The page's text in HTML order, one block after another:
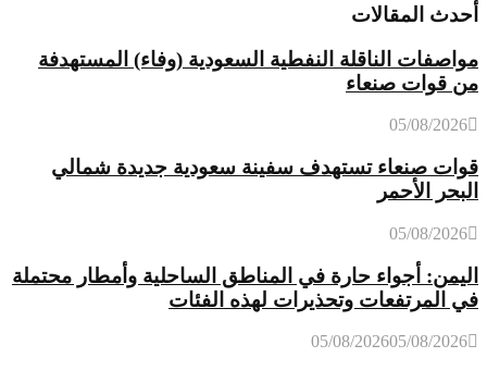
أحدث المقالات
مواصفات الناقلة النفطية السعودية (وفاء) المستهدفة
من قوات صنعاء
05/08/2026
قوات صنعاء تستهدف سفينة سعودية جديدة شمالي
البحر الأحمر
05/08/2026
اليمن: أجواء حارة في المناطق الساحلية وأمطار محتملة
في المرتفعات وتحذيرات لهذه الفئات
05/08/202605/08/2026